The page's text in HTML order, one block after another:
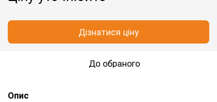
Дізнатися ціну
До обраного
Опис